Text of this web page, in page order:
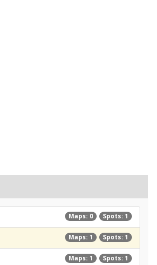
Spots: 1
Maps: 0
Spots: 1
Maps: 1
Spots: 1
Maps: 1